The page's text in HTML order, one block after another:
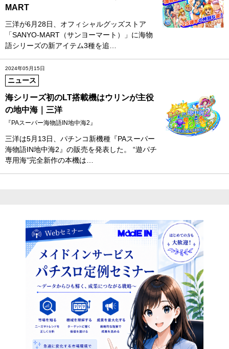
MART
三洋が6月28日、オフィシャルグッズストア
「SANYO-MART（サンヨーマート）」に海物
語シリーズの新アイテム3種を追…
2024年05月15日
ニュース
海シリーズ初のLT搭載機はウリンが主役
の地中海｜三洋
『PAスーパー海物語IN地中海2』
三洋は5月13日、パチンコ新機種『PAスーパー
海物語IN地中海2』の販売を発表した。 “遊パチ
専用海”完全新作の本機は…